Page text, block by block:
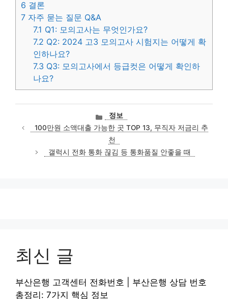
6 결론
7 자주 묻는 질문 Q&A
7.1 Q1: 모의고사는 무엇인가요?
7.2 Q2: 2024 고3 모의고사 시험지는 어떻게 확
인하나요?
7.3 Q3: 모의고사에서 등급컷은 어떻게 확인하
나요?
카
테
고
리
정보
100만원 소액대출 가능한 곳 TOP 13, 무직자 저금리 추
천
갤럭시 전화 통화 끊김 등 통화품질 안좋을 때
최신 글
부산은행 고객센터 전화번호 | 부산은행 상담 번호
총정리: 7가지 핵심 정보